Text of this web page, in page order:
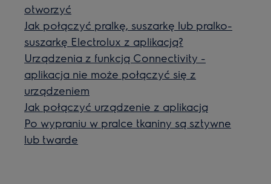
otworzyć
Jak połączyć pralkę, suszarkę lub pralko-
suszarkę Electrolux z aplikacją?
Urządzenia z funkcją Connectivity -
aplikacja nie może połączyć się z
urządzeniem
Jak połączyć urządzenie z aplikacją
Po wypraniu w pralce tkaniny są sztywne
lub twarde